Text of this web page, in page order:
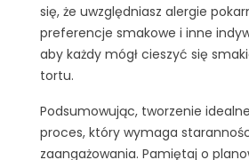
się, że uwzględniasz alergie
preferencje smakowe i inne
aby każdy mógł cieszyć się
tortu.
Podsumowując, tworzenie
proces, który wymaga
zaangażowania. Pamiętaj o